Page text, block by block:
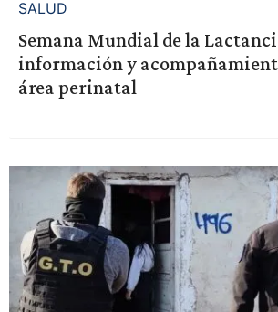
SALUD
Semana Mundial de la
información y
área perinatal